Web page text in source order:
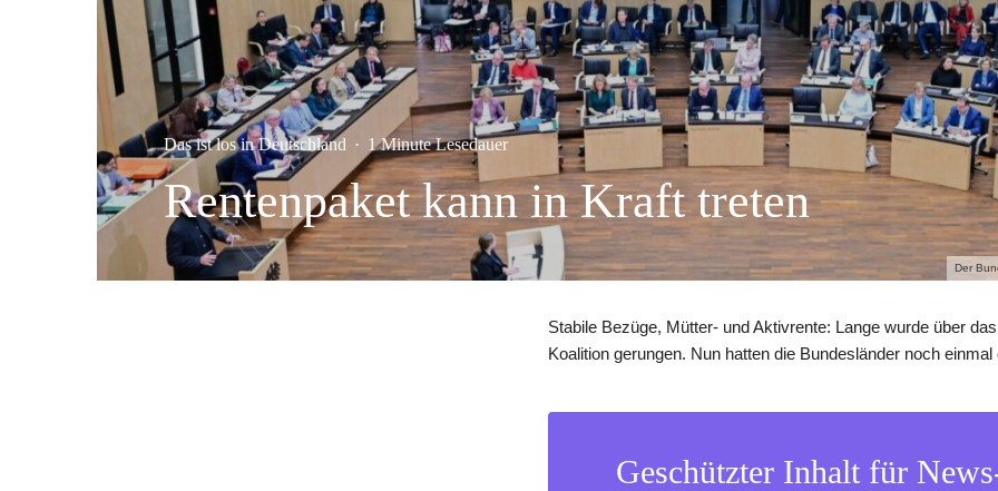
Der
Das ist los in Deutschland · 1 Minute Lesedauer
Rentenpaket kann in Kraft treten
Stabile Bezüge, Mütter- und Aktivrente: Lange wurde über
Koalition gerungen. Nun hatten die Bundesländer noch einmal
Geschützter Inhalt für